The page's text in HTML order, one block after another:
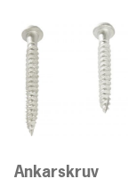
Ankarskruv